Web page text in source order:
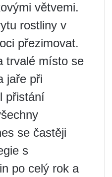
větvemi.
rostliny v
přezimovat.
trvalé místo se
jaře při
přistání
se častěji
s
po celý rok a